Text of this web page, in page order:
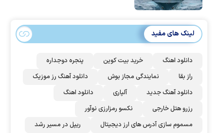
لینک های مفید
دانلود اهنگ خرید بیت کوین
پنجره دوجداره
راز بقا
نمایندگی مجاز بوش
دانلود آهنگ رز‌ موزیک
دانلود آهنگ جدید
آلپاری
دانلود اهنگ
رزرو هتل خارجی
نکسو رمزارزی نوآور
مسموم سازی آدرس های ارز دیجیتال
ریپل در مسیر رشد